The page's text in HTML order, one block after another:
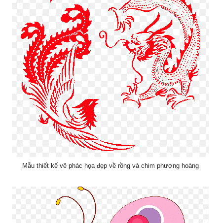
Mẫu thiết kế vẽ phác họa đẹp về rồng và chim phượng hoàng